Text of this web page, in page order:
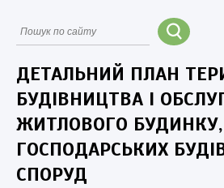
ДЕТАЛЬНИЙ ПЛАН
БУДІВНИЦТВА І
ЖИТЛОВОГО БУДИНКУ,
ГОСПОДАРСЬКИХ
СПОРУД